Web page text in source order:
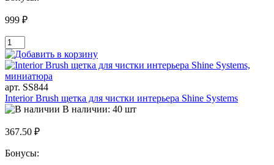
999 ₽
арт. SS844
Interior Brush щетка для чистки интерьера Shine Systems
В наличии: 40 шт
367.50 ₽
Бонусы: